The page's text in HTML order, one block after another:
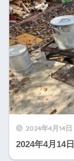
2024年4月14日
2024年4月14